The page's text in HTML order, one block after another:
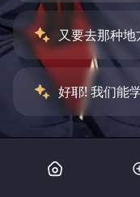
又要去那种
好耶! 我们能